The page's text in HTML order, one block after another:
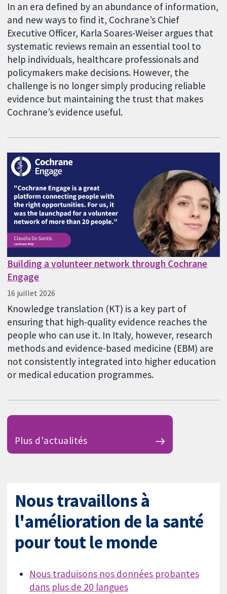
In an era defined by an abundance of information,
and new ways to find it, Cochrane’s Chief
Executive Officer, Karla Soares-Weiser argues that
systematic reviews remain an essential tool to
help individuals, healthcare professionals and
policymakers make decisions. However, the
challenge is no longer simply producing reliable
evidence but maintaining the trust that makes
Cochrane’s evidence useful.
Building a volunteer network through Cochrane
Engage
16 juillet 2026
Knowledge translation (KT) is a key part of
ensuring that high-quality evidence reaches the
people who can use it. In Italy, however, research
methods and evidence-based medicine (EBM) are
not consistently integrated into higher education
or medical education programmes.
Plus d'actualités
Nous travaillons à
l'amélioration de la santé
pour tout le monde
Nous traduisons nos données probantes
dans plus de 20 langues